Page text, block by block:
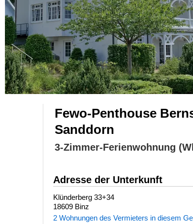
Fewo-Penthouse
Sanddorn
3-Zimmer-Ferienwohnung
Adresse der Unterkunft
Klünderberg 33+34
18609 Binz
2 Wohnungen des Vermieters in diesem